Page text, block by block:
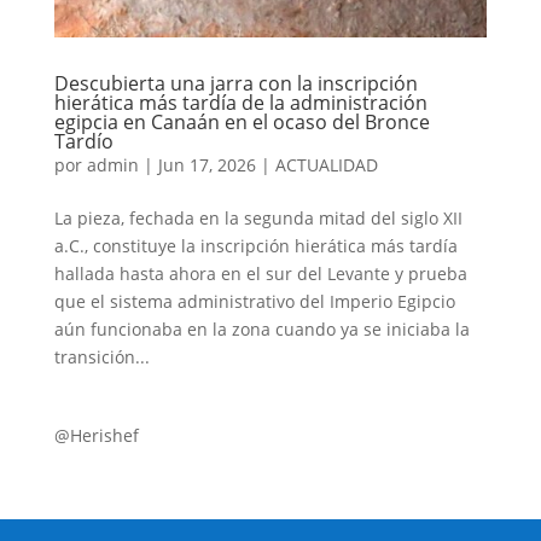
Descubierta una jarra con la inscripción
hierática más tardía de la administración
egipcia en Canaán en el ocaso del Bronce
Tardío
por admin | Jun 17, 2026| ACTUALIDAD
La pieza, fechada en la segunda mitad del siglo XII
a.C., constituye la inscripción hierática más tardía
hallada hasta ahora en el sur del Levante y prueba
que el sistema administrativo del Imperio Egipcio
aún funcionaba en la zona cuando ya se iniciaba la
transición...
@Herishef